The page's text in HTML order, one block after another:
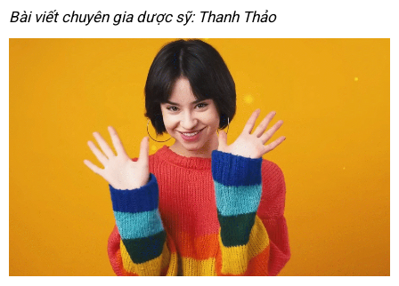
Bài viết chuyên gia dược sỹ: Thanh Thảo